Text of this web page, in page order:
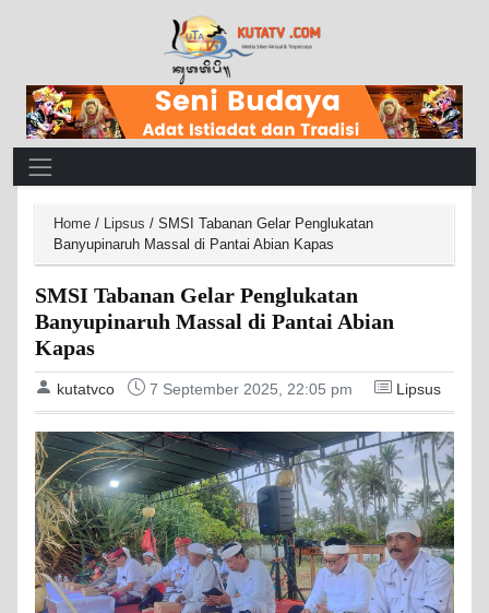
Main Navigation
Home / Lipsus / SMSI Tabanan Gelar Penglukatan
Banyupinaruh Massal di Pantai Abian Kapas
SMSI Tabanan Gelar Penglukatan
Banyupinaruh Massal di Pantai Abian
Kapas
kutatvco 7 September 2025, 22:05 pm Lipsus